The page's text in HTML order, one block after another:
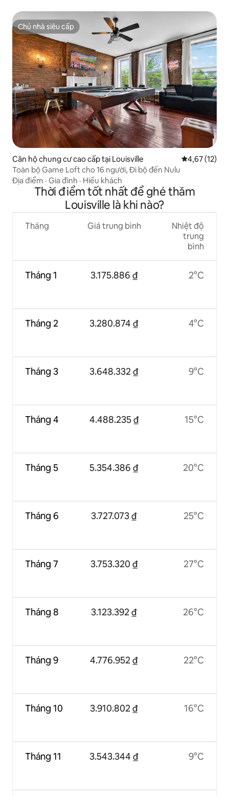
Chủ nhà siêu cấp
Chủ nhà siêu cấp
Căn hộ chung cư cao cấp tại Louisville Xếp hạng
4,67 (12)
Toàn bộ Game Loft cho 16 người, Đi bộ đến Nulu
Địa điểm · Gia đình · Hiếu khách
Thời điểm tốt nhất để ghé thăm
Louisville là khi nào?
Tháng
Tháng 1
Tháng 2
Tháng 3
Tháng 4
Tháng 5
Tháng 6
Tháng 7
Tháng 8
Tháng 9
Tháng 10
Tháng 11
Giá trung bình
3.175.886 ₫
3.280.874 ₫
3.648.332 ₫
4.488.235 ₫
5.354.386 ₫
3.727.073 ₫
3.753.320 ₫
3.123.392 ₫
4.776.952 ₫
3.910.802 ₫
3.543.344 ₫
Nhiệt độ
trung
bình
2°C
4°C
9°C
15°C
20°C
25°C
27°C
26°C
22°C
16°C
9°C